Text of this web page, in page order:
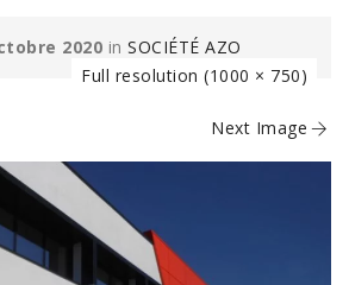
2020 in SOCIÉTÉ AZO
Full resolution (1000 × 750)
Next Image